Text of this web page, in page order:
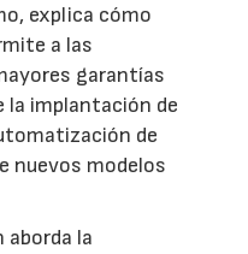
explica cómo
a las
garantías
la implantación de
de
nuevos modelos
aborda la